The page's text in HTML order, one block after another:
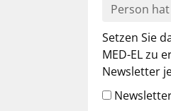
Setzen Sie
MED-EL zu
Newsletter